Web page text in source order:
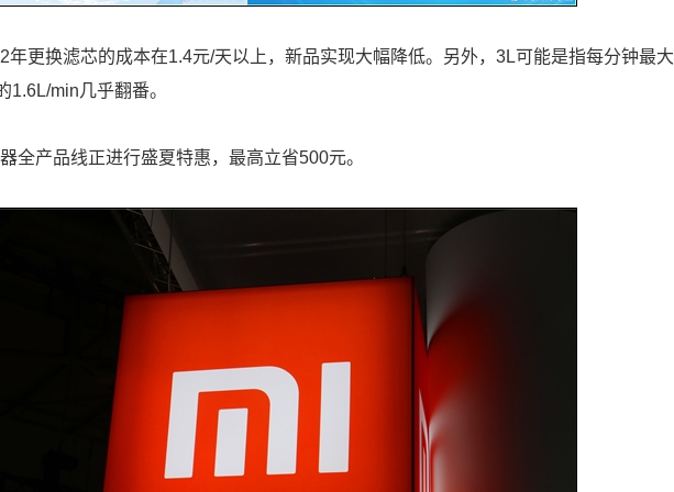
年更换滤芯的成本在1.4元/天以上，新品实现大幅降低。另外，3L可能是指每分钟最大
1.6L/min几乎翻番。
全产品线正进行盛夏特惠，最高立省500元。